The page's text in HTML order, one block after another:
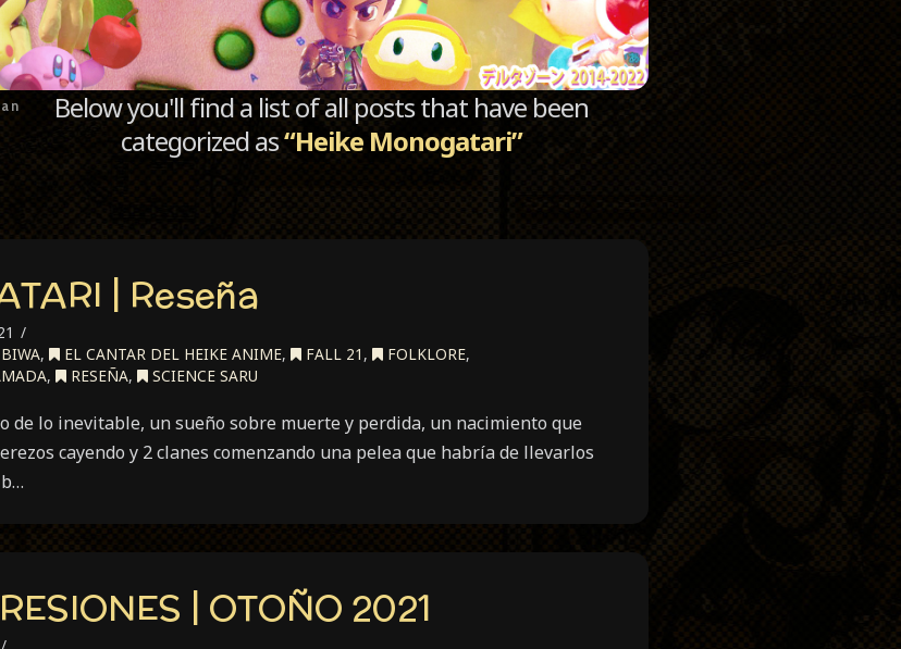
Below you'll find a list of all posts that have been
categorized as“Heike Monogatari”
| Reseña
BIWA, EL CANTAR DEL HEIKE ANIME, FALL 21 , FOLKLORE,
, RESEÑA, SCIENCE SARU
de lo inevitable, un sueño sobre muerte y perdida, un nacimiento que
cayendo y 2 clanes comenzando una pelea que habría de llevarlos
| OTOÑO 2021